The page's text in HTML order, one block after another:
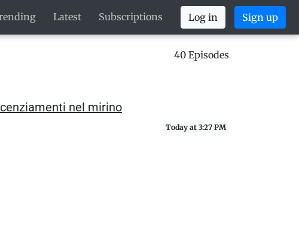
Latest Subscriptions Log in Sign up
40 Episodes
nel mirino
Today at 3:27 PM